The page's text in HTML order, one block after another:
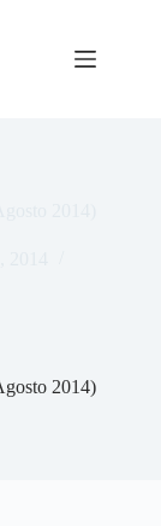
2014)